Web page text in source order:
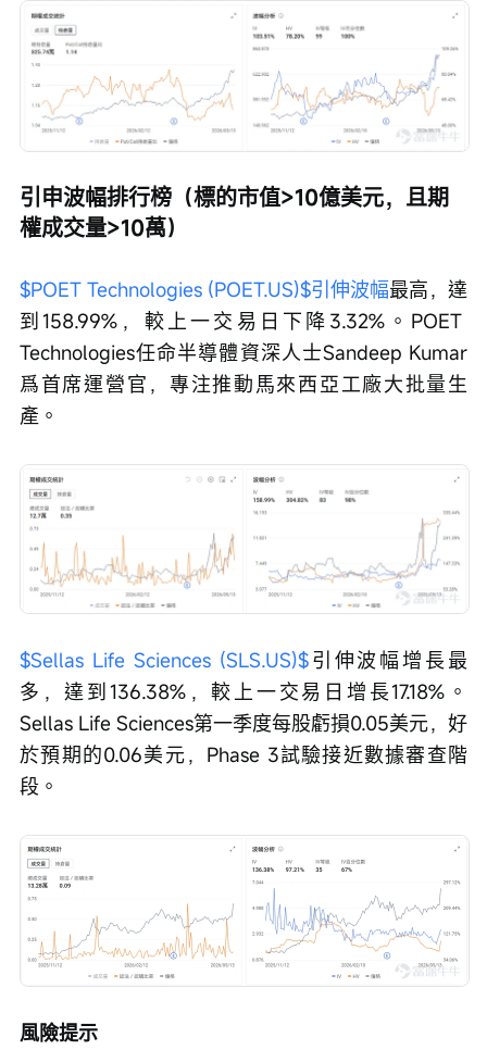
引申波幅排行榜（標的市值>10億美元，且期
權成交量>10萬）
$POET Technologies (POET.US)$引伸波幅最高，達
到158.99%，較上一交易日下降3.32%。POET
Technologies任命半導體資深人士Sandeep Kumar
爲首席運營官，專注推動馬來西亞工廠大批量生
產。
$Sellas Life Sciences (SLS.US)$引伸波幅增長最
多，達到136.38%，較上一交易日增長17.18%。
Sellas Life Sciences第一季度每股虧損0.05美元，好
於預期的0.06美元，Phase 3試驗接近數據審查階
段。
風險提示